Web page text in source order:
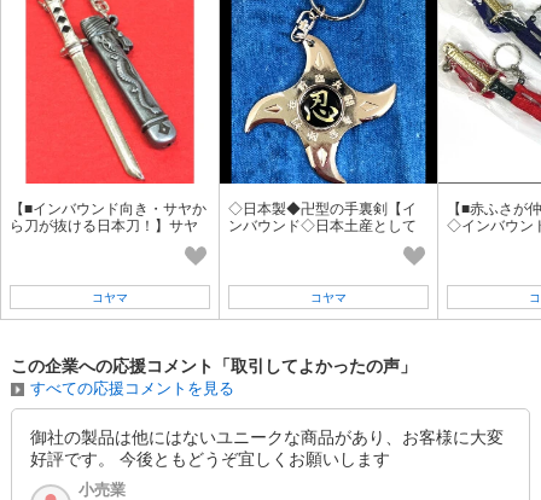
【■インバウンド向き・サヤか
ら刀が抜ける日本刀！】サヤ
付日本刀キーホルダー 龍デ
コヤマ
◇日本製◆卍型の手裏剣【イ
ンバウンド◇日本土産として
最適 ！！】忍手裏剣 キーホル
コヤマ
【■赤ふさが
◇インバウン
この企業への応援コメント「取引してよかったの声」
すべての応援コメントを見る
御社の製品は他にはないユニークな商品があり、お客様に大変
好評です。 今後ともどうぞ宜しくお願いします
小売業